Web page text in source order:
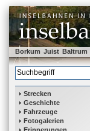
Borkum Juist Baltrum
Strecken
Geschichte
Fahrzeuge
Fotogalerien